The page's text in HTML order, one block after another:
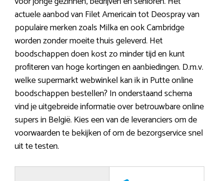
actuele aanbod van Filet Americain tot Deospray van
populaire merken zoals Milka en ook Cambridge
worden zonder moeite thuis geleverd. Het
boodschappen doen kost zo minder tijd en kunt
profiteren van hoge kortingen en aanbiedingen. D.m.v.
welke supermarkt webwinkel kan ik in Putte online
boodschappen bestellen? In onderstaand schema
vind je uitgebreide informatie over betrouwbare online
supers in België. Kies een van de leveranciers om de
voorwaarden te bekijken of om de bezorgservice snel
uit te testen.